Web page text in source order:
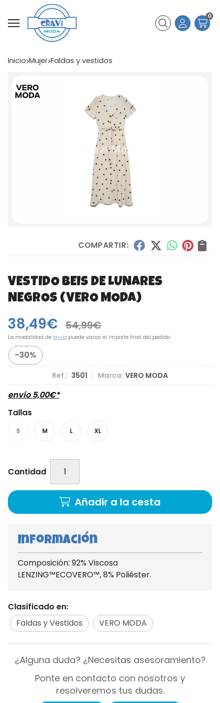
Buscar
0
Inicio mujer faldas y vestidos
COMPARTIR:
VESTIDO BEIS DE LUNARES
NEGROS (VERO MODA)
38,49€ 54,99€
La modalidad de envío puede variar el importe final del pedido.
-30%
Ref.: 3501 Marca: VERO MODA
envío 5,00€*
Tallas
S M L XL
Cantidad
Añadir a la cesta
Información
Composición: 92% Viscosa
LENZING™ECOVERO™, 8% Poliéster.
Clasificado en:
Faldas y Vestidos
VERO MODA
¿Alguna duda? ¿Necesitas asesoramiento?
Ponte en contacto con nosotros y
resolveremos tus dudas.